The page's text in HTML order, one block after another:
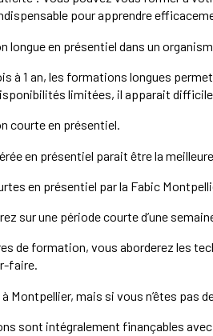
pour apprendre
longue en présentiel dans un
à 1 an, les formations longues
limitées, il apparait difficile
courte en présentiel.
en présentiel parait être la
en présentiel par la Fabic
sur une période courte d’une
de formation, vous aborderez les
faire.
Montpellier, mais si vous n’êtes pas
sont intégralement finançables